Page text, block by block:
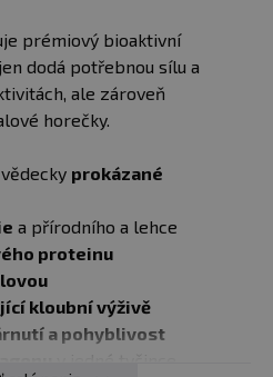
prémiový bioaktivní
dodá potřebnou sílu a
ale zároveň
horečky.
prokázané
a přírodního a lehce
proteinu
kloubní výživě
a pohyblivost